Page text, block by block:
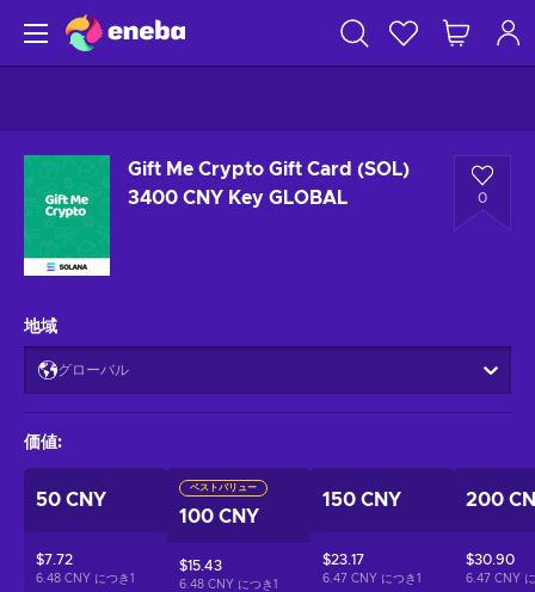
Gift Me Crypto Gift Card (SOL)
3400 CNY Key GLOBAL
0
地域
グローバル
価値:
50 CNY
$7.72
6.48 CNY につき 1
ベストバリュー
100 CNY
$15.43
6.48 CNY につき 1
150 CNY
$23.17
6.47 CNY につき 1
200
$30.90
6.47 CNY